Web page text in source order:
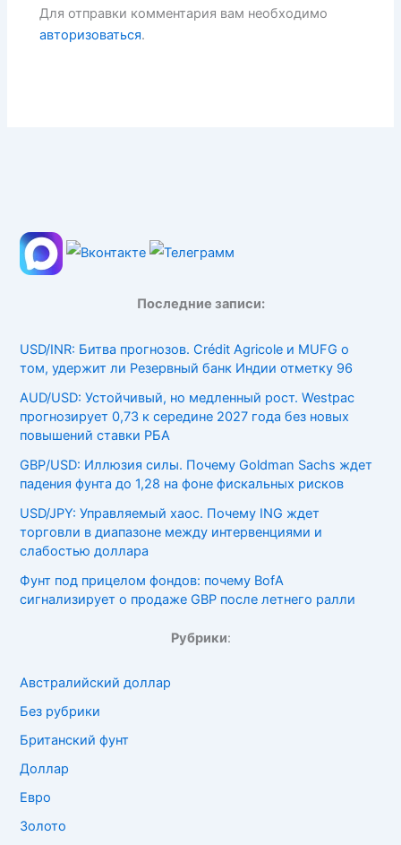
Для отправки комментария вам необходимо
авторизоваться.
Последние записи:
USD/INR: Битва прогнозов. Crédit Agricole и MUFG о
том, удержит ли Резервный банк Индии отметку 96
AUD/USD: Устойчивый, но медленный рост. Westpac
прогнозирует 0,73 к середине 2027 года без новых
повышений ставки РБА
GBP/USD: Иллюзия силы. Почему Goldman Sachs ждет
падения фунта до 1,28 на фоне фискальных рисков
USD/JPY: Управляемый хаос. Почему ING ждет
торговли в диапазоне между интервенциями и
слабостью доллара
Фунт под прицелом фондов: почему BofA
сигнализирует о продаже GBP после летнего ралли
Рубрики:
Австралийский доллар
Без рубрики
Британский фунт
Доллар
Евро
Золото